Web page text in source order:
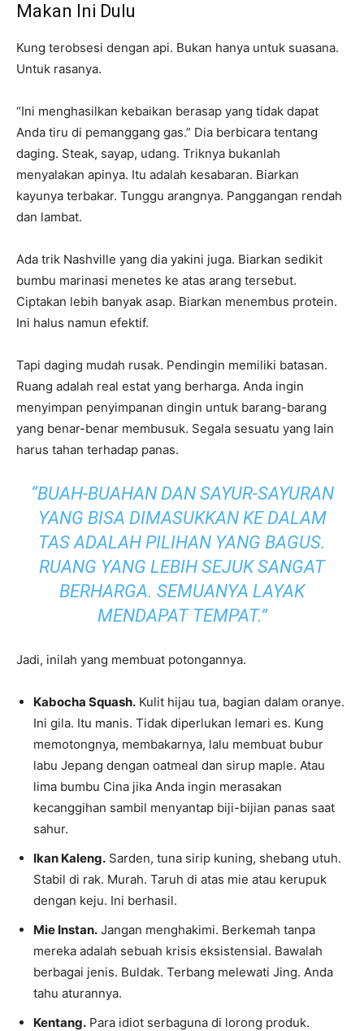
Makan Ini Dulu
Kung terobsesi dengan api. Bukan hanya untuk suasana.
Untuk rasanya.
“Ini menghasilkan kebaikan berasap yang tidak dapat
Anda tiru di pemanggang gas.” Dia berbicara tentang
daging. Steak, sayap, udang. Triknya bukanlah
menyalakan apinya. Itu adalah kesabaran. Biarkan
kayunya terbakar. Tunggu arangnya. Panggangan rendah
dan lambat.
Ada trik Nashville yang dia yakini juga. Biarkan sedikit
bumbu marinasi menetes ke atas arang tersebut.
Ciptakan lebih banyak asap. Biarkan menembus protein.
Ini halus namun efektif.
Tapi daging mudah rusak. Pendingin memiliki batasan.
Ruang adalah real estat yang berharga. Anda ingin
menyimpan penyimpanan dingin untuk barang-barang
yang benar-benar membusuk. Segala sesuatu yang lain
harus tahan terhadap panas.
“BUAH-BUAHAN DAN SAYUR-SAYURAN
YANG BISA DIMASUKKAN KE DALAM
TAS ADALAH PILIHAN YANG BAGUS.
RUANG YANG LEBIH SEJUK SANGAT
BERHARGA. SEMUANYA LAYAK
MENDAPAT TEMPAT.”
Jadi, inilah yang membuat potongannya.
Kabocha Squash. Kulit hijau tua, bagian dalam oranye.
Ini gila. Itu manis. Tidak diperlukan lemari es. Kung
memotongnya, membakarnya, lalu membuat bubur
labu Jepang dengan oatmeal dan sirup maple. Atau
lima bumbu Cina jika Anda ingin merasakan
kecanggihan sambil menyantap biji-bijian panas saat
sahur.
Ikan Kaleng. Sarden, tuna sirip kuning, shebang utuh.
Stabil di rak. Murah. Taruh di atas mie atau kerupuk
dengan keju. Ini berhasil.
Mie Instan. Jangan menghakimi. Berkemah tanpa
mereka adalah sebuah krisis eksistensial. Bawalah
berbagai jenis. Buldak. Terbang melewati Jing. Anda
tahu aturannya.
Kentang. Para idiot serbaguna di lorong produk.